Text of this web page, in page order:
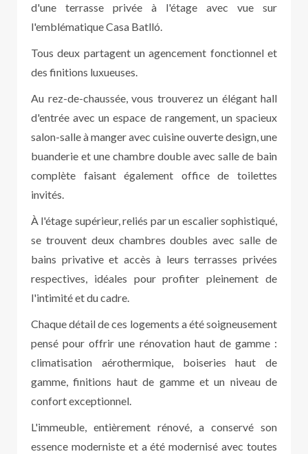
d'une terrasse privée à l'étage avec vue sur
l'emblématique Casa Batlló.
Tous deux partagent un agencement fonctionnel et
des finitions luxueuses.
Au rez-de-chaussée, vous trouverez un élégant hall
d'entrée avec un espace de rangement, un spacieux
salon-salle à manger avec cuisine ouverte design, une
buanderie et une chambre double avec salle de bain
complète faisant également office de toilettes
invités.
À l'étage supérieur, reliés par un escalier sophistiqué,
se trouvent deux chambres doubles avec salle de
bains privative et accès à leurs terrasses privées
respectives, idéales pour profiter pleinement de
l'intimité et du cadre.
Chaque détail de ces logements a été soigneusement
pensé pour offrir une rénovation haut de gamme :
climatisation aérothermique, boiseries haut de
gamme, finitions haut de gamme et un niveau de
confort exceptionnel.
L'immeuble, entièrement rénové, a conservé son
essence moderniste et a été modernisé avec toutes